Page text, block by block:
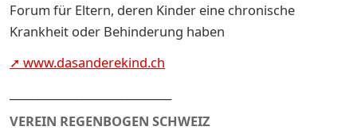
Forum für Eltern, deren Kinder eine chronische
Krankheit oder Behinderung haben
➚ www.dasanderekind.ch
VEREIN REGENBOGEN SCHWEIZ